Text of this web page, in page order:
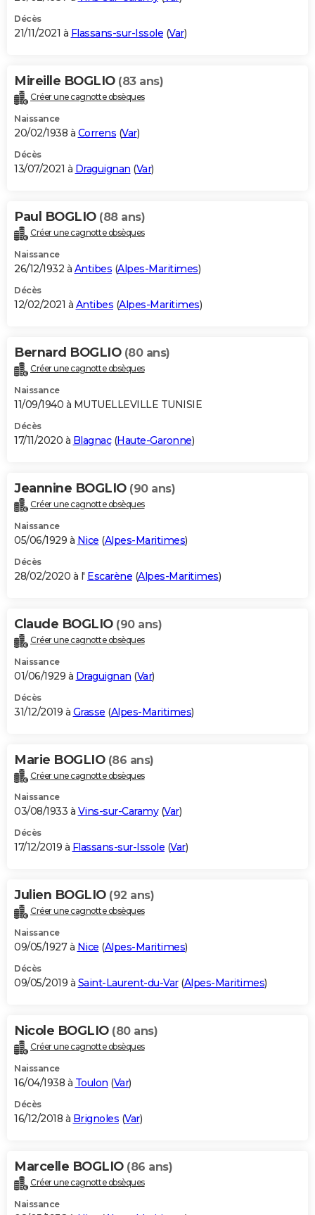
Décès
21/11/2021 à Flassans-sur-Issole (Var)
Mireille BOGLIO (83 ans)
Créer une cagnotte obsèques
Naissance
20/02/1938 à Correns (Var)
Décès
13/07/2021 à Draguignan (Var)
Paul BOGLIO (88 ans)
Créer une cagnotte obsèques
Naissance
26/12/1932 à Antibes (Alpes-Maritimes)
Décès
12/02/2021 à Antibes (Alpes-Maritimes)
Bernard BOGLIO (80 ans)
Créer une cagnotte obsèques
Naissance
11/09/1940 à MUTUELLEVILLE TUNISIE
Décès
17/11/2020 à Blagnac(Haute-Garonne)
Jeannine BOGLIO (90 ans)
Créer une cagnotte obsèques
Naissance
05/06/1929 à Nice (Alpes-Maritimes)
Décès
28/02/2020 à l' Escarène (Alpes-Maritimes)
Claude BOGLIO (90 ans)
Créer une cagnotte obsèques
Naissance
01/06/1929 à Draguignan (Var)
Décès
31/12/2019 à Grasse (Alpes-Maritimes)
Marie BOGLIO (86 ans)
Créer une cagnotte obsèques
Naissance
03/08/1933 à Vins-sur-Caramy(Var)
Décès
17/12/2019 à Flassans-sur-Issole (Var)
Julien BOGLIO (92 ans)
Créer une cagnotte obsèques
Naissance
09/05/1927 à Nice (Alpes-Maritimes)
Décès
09/05/2019 à Saint-Laurent-du-Var(Alpes-Maritimes)
Nicole BOGLIO (80 ans)
Créer une cagnotte obsèques
Naissance
16/04/1938 à Toulon (Var)
Décès
16/12/2018 à Brignoles (Var)
Marcelle BOGLIO (86 ans)
Créer une cagnotte obsèques
Naissance